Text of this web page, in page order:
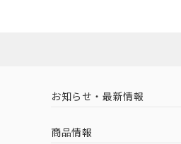
中国 RoHS 注意事項・凡例
（イギリス
（ノルウェー
お知らせ・最新情報
商品情報